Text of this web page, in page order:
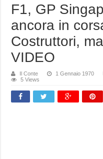
F1, GP
ancora in
Costruttori,
VIDEO
Il Conte 1 Gennaio 1970
5 Views